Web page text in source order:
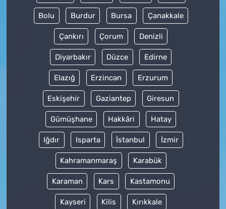
Bolu Burdur Bursa Çanakkale
Çankırı Çorum Denizli
Diyarbakır Düzce Edirne
Elazığ Erzincan Erzurum
Eskişehir Gaziantep Giresun
Gümüşhane Hakkâri Hatay
Iğdır Isparta İstanbul İzmir
Kahramanmaraş Karabük
Karaman Kars Kastamonu
Kayseri Kilis Kırıkkale